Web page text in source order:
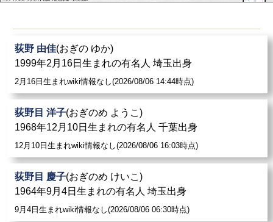
荻野 由佳(おぎの ゆか)
1999年2月16日生まれの有名人 埼玉出身
2月16日生まれwiki情報なし(2026/08/06 14:44時点)
荻野目 洋子(おぎのめ ようこ)
1968年12月10日生まれの有名人 千葉出身
12月10日生まれwiki情報なし(2026/08/06 16:03時点)
荻野目 慶子(おぎのめ けいこ)
1964年9月4日生まれの有名人 埼玉出身
9月4日生まれwiki情報なし(2026/08/06 06:30時点)